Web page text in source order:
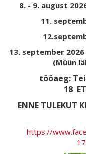
8. - 9. august
11.
13. september
(Müün
tööaeg:
18
ENNE TULEKUT
https://